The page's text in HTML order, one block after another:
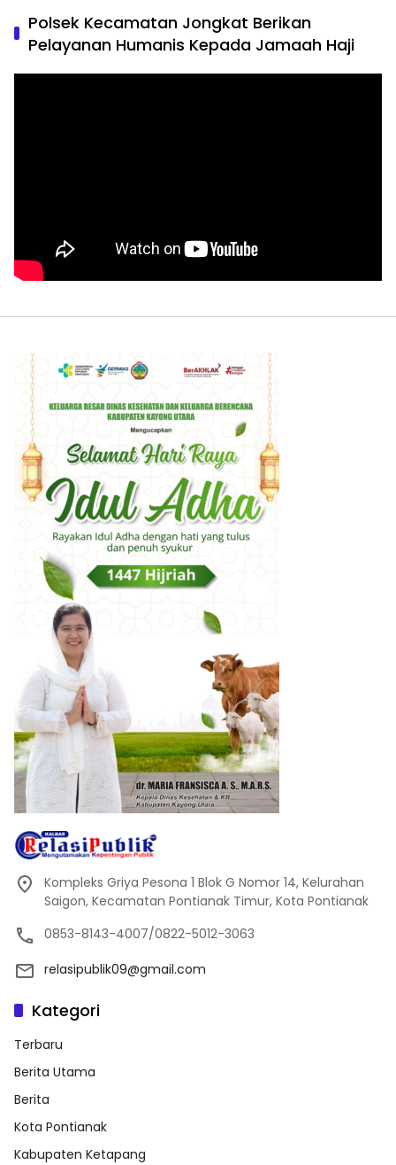
Polsek Kecamatan Jongkat Berikan
Pelayanan Humanis Kepada Jamaah Haji
Kompleks Griya Pesona 1 Blok G Nomor 14, Kelurahan
Saigon, Kecamatan Pontianak Timur, Kota Pontianak
0853-8143-4007/0822-5012-3063
relasipublik09@gmail.com
Kategori
Terbaru
Berita Utama
Berita
Kota Pontianak
Kabupaten Ketapang